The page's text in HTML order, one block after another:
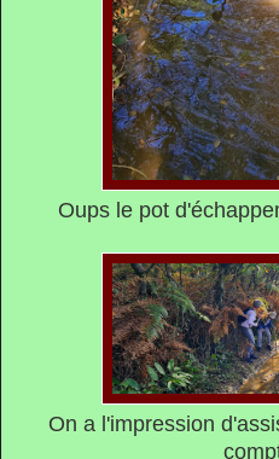
Oups le pot
On a l'impression